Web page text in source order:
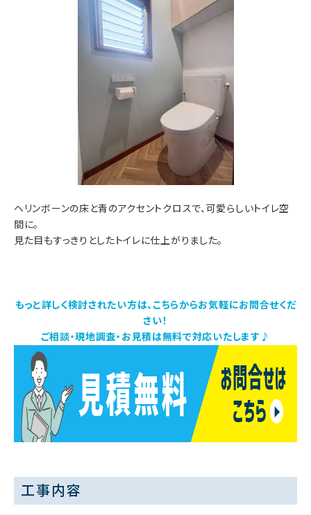
ヘリンボーンの床と青のアクセントクロスで、可愛らしいトイレ空
間に。
見た目もすっきりとしたトイレに仕上がりました。
もっと詳しく検討されたい方は、こちらからお気軽にお問合せくだ
さい！
ご相談・現地調査・お見積は無料で対応いたします♪
工事内容